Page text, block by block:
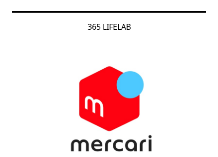
365 LIFELAB